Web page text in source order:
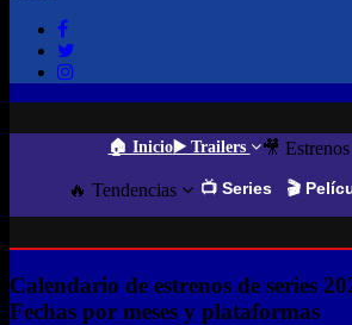
🏠 Inicio▶️ Trailers 🎥 Estrenos
🔥 Tendencias 📺 Series 🎬
Calendario de estrenos de series
Fechas por meses y plataformas